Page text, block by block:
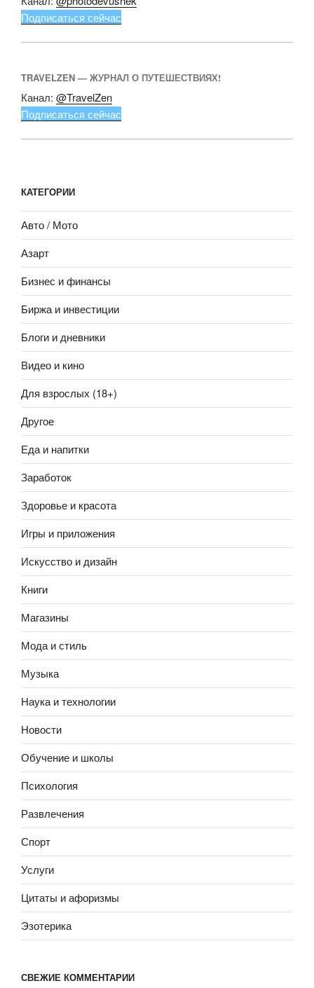
Подписаться сейчас
TRAVELZEN — ЖУРНАЛ О ПУТЕШЕСТВИЯХ!
Канал: @TravelZen
Подписаться сейчас
КАТЕГОРИИ
Авто / Мото
Азарт
Бизнес и финансы
Биржа и инвестиции
Блоги и дневники
Видео и кино
Для взрослых (18+)
Другое
Еда и напитки
Заработок
Здоровье и красота
Игры и приложения
Искусство и дизайн
Книги
Магазины
Мода и стиль
Музыка
Наука и технологии
Новости
Обучение и школы
Психология
Развлечения
Спорт
Услуги
Цитаты и афоризмы
Эзотерика
СВЕЖИЕ КОММЕНТАРИИ